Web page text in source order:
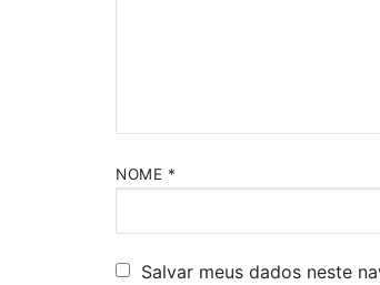
NOME *
Salvar meus dados neste